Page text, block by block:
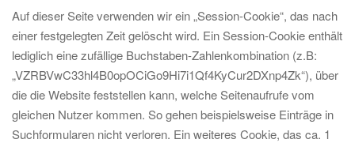
Auf dieser Seite verwenden wir ein „Session-Cookie“, das nach
einer festgelegten Zeit gelöscht wird. Ein Session-Cookie enthält
lediglich eine zufällige Buchstaben-Zahlenkombination (z.B:
„VZRBVwC33hl4B0opOCiGo9Hi7i1Qf4KyCur2DXnp4Zk“), über
die die Website feststellen kann, welche Seitenaufrufe vom
gleichen Nutzer kommen. So gehen beispielsweise Einträge in
Suchformularen nicht verloren. Ein weiteres Cookie, das ca. 1